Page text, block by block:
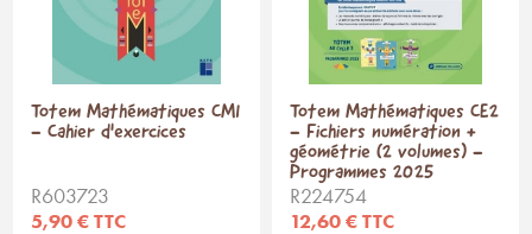
Totem Mathématiques CM1
- Cahier d'exercices
R603723
5,90 € TTC
Totem Mathématiques CE2
- Fichiers numération +
géométrie (2 volumes) -
Programmes 2025
R224754
12,60 € TTC